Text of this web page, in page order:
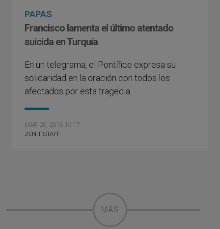
PAPAS
Francisco lamenta el último atentado
suicida en Turquía
En un telegrama, el Pontífice expresa su
solidaridad en la oración con todos los
afectados por esta tragedia
MAR 20, 2016 15:17
ZENIT STAFF
MÁS